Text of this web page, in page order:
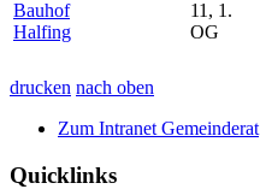
Bauhof
Halfing
11, 1.
OG
drucken nach oben
Zum Intranet Gemeinderat
Quicklinks